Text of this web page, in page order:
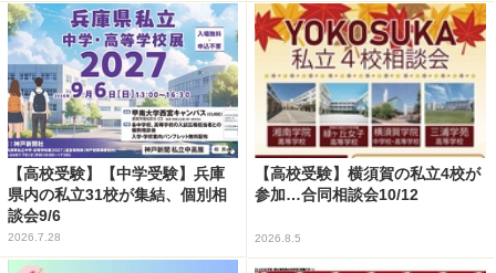
【高校受験】【中学受験】兵庫
県内の私立31校が集結、個別相
談会9/6
2026.7.28
【高校受験】横須賀の私立4校が
参加…合同相談会10/12
2026.8.5